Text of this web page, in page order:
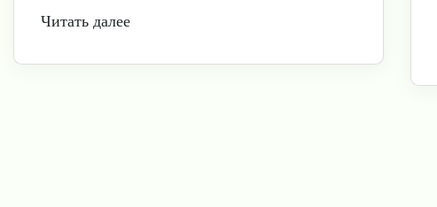
Читать далее